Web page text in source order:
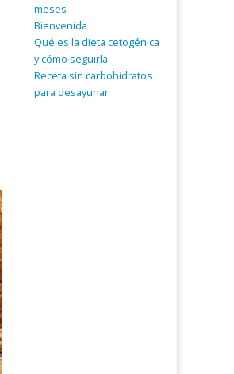
meses
Bienvenida
Qué es la dieta cetogénica
y cómo seguirla
Receta sin carbohidratos
para desayunar